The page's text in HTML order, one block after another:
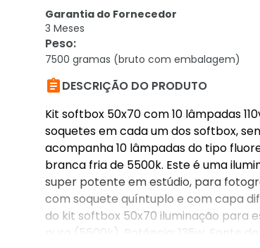
Garantia do Fornecedor
3 Meses
Peso:
7500 gramas (bruto com embalagem)
DESCRIÇÃO DO PRODUTO
Kit softbox 50x70 com 10 lâmpadas
soquetes em cada um dos softbox,
acompanha 10 lâmpadas do tipo
branca fria de 5500k. Este é uma
super potente em estúdio, para
com soquete quíntuplo e com capa
do kit softbox 50x70 iluminação para
puro (5500k). Potência: 135w. Fonte